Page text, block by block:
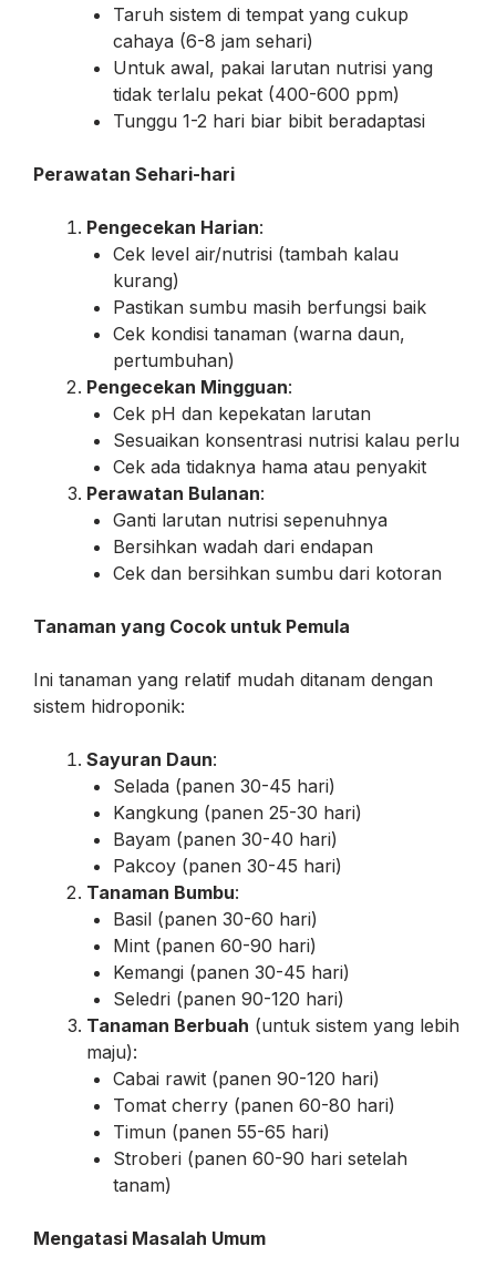
Taruh sistem di tempat yang cukup
cahaya (6-8 jam sehari)
Untuk awal, pakai larutan nutrisi yang
tidak terlalu pekat (400-600 ppm)
Tunggu 1-2 hari biar bibit beradaptasi
Perawatan Sehari-hari
Pengecekan Harian:
Cek level air/nutrisi (tambah kalau
kurang)
Pastikan sumbu masih berfungsi baik
Cek kondisi tanaman (warna daun,
pertumbuhan)
Pengecekan Mingguan:
Cek pH dan kepekatan larutan
Sesuaikan konsentrasi nutrisi kalau perlu
Cek ada tidaknya hama atau penyakit
Perawatan Bulanan:
Ganti larutan nutrisi sepenuhnya
Bersihkan wadah dari endapan
Cek dan bersihkan sumbu dari kotoran
Tanaman yang Cocok untuk Pemula
Ini tanaman yang relatif mudah ditanam dengan
sistem hidroponik:
Sayuran Daun:
Selada (panen 30-45 hari)
Kangkung (panen 25-30 hari)
Bayam (panen 30-40 hari)
Pakcoy (panen 30-45 hari)
Tanaman Bumbu:
Basil (panen 30-60 hari)
Mint (panen 60-90 hari)
Kemangi (panen 30-45 hari)
Seledri (panen 90-120 hari)
Tanaman Berbuah (untuk sistem yang lebih
maju):
Cabai rawit (panen 90-120 hari)
Tomat cherry (panen 60-80 hari)
Timun (panen 55-65 hari)
Stroberi (panen 60-90 hari setelah
tanam)
Mengatasi Masalah Umum